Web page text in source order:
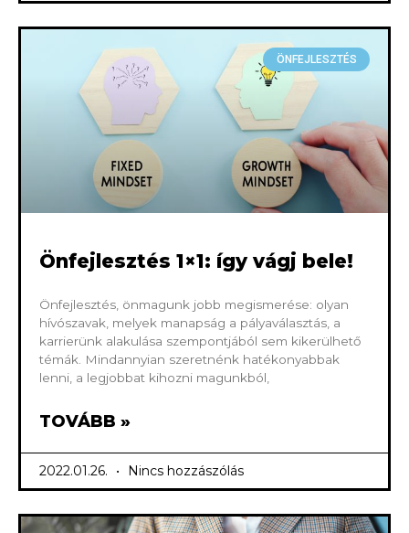
ÖNFEJLESZTÉS
Önfejlesztés 1×1: így vágj bele!
Önfejlesztés, önmagunk jobb megismerése: olyan
hívószavak, melyek manapság a pályaválasztás, a
karrierünk alakulása szempontjából sem kikerülhető
témák. Mindannyian szeretnénk hatékonyabbak
lenni, a legjobbat kihozni magunkból,
TOVÁBB »
2022.01.26. Nincs hozzászólás